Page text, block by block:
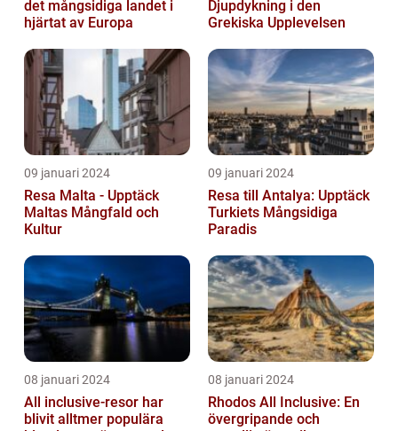
det mångsidiga landet i
hjärtat av Europa
Djupdykning i den
Grekiska Upplevelsen
09 januari 2024
Resa Malta - Upptäck
Maltas Mångfald och
Kultur
09 januari 2024
Resa till Antalya: Upptäck
Turkiets Mångsidiga
Paradis
08 januari 2024
All inclusive-resor har
blivit alltmer populära
08 januari 2024
Rhodos All Inclusive: En
övergripande och